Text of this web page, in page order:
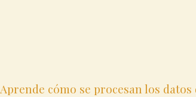
Aprende cómo se procesan los datos